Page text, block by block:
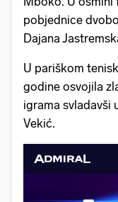
pobjednice
Dajana
U pariškom
godine osvojila
igrama svladavši
Vekić.